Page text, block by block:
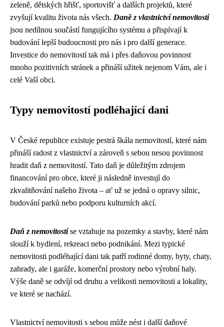
zeleně, dětských hřišť, sportovišť a dalších projektů, které
zvyšují kvalitu života nás všech. Daně z vlastnictví nemovitostí
jsou nedílnou součástí fungujícího systému a přispívají k
budování lepší budoucnosti pro nás i pro další generace.
Investice do nemovitostí tak má i přes daňovou povinnost
mnoho pozitivních stránek a přináší užitek nejenom Vám, ale i
celé Vaší obci.
Typy nemovitostí podléhající dani
V České republice existuje pestrá škála nemovitostí, které nám
přináší radost z vlastnictví a zároveň s sebou nesou povinnost
hradit daň z nemovitostí. Tato daň je důležitým zdrojem
financování pro obce, které ji následně investují do
zkvalitňování našeho života – ať už se jedná o opravy silnic,
budování parků nebo podporu kulturních akcí.
Daň z nemovitostíse vztahuje na pozemky a stavby, které nám
slouží k bydlení, rekreaci nebo podnikání. Mezi typické
nemovitosti podléhající dani tak patří rodinné domy, byty, chaty,
zahrady, ale i garáže, komerční prostory nebo výrobní haly.
Výše daně se odvíjí od druhu a velikosti nemovitosti a lokality,
ve které se nachází.
Vlastnictví nemovitosti s sebou může nést i další daňové